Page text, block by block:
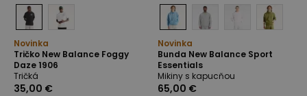
Novinka
Tričko New Balance Foggy
Daze 1906
Tričká
35,00 €
Novinka
Bunda New Balance Sport
Essentials
Mikiny s kapucňou
65,00 €